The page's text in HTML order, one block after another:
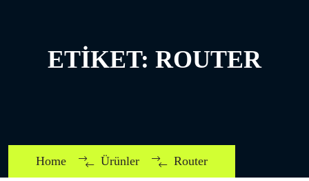
ETIKET: ROUTER
Home Ürünler Router